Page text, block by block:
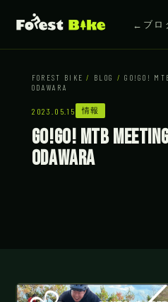
ブロ
FOREST BIKE / BLOG / GO!GO!
ODAWARA
2023.05.15 情報
GO!GO! MTB
Odawara